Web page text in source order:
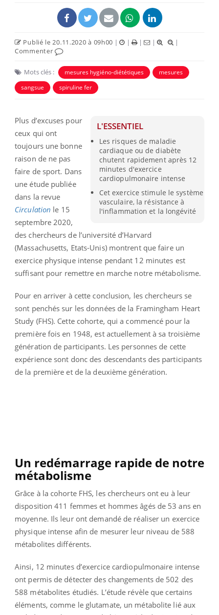
Publié le 20.11.2020 à 09h00 | | | |
|
Commenter
Mots clés : mesures hygiéno-diététiques
mesures
sangsue
spiruline fer
L'ESSENTIEL
Les risques de maladie
cardiaque ou de diabète
chutent rapidement après 12
minutes d'exercice
cardiopulmonaire intense
Cet exercice stimule le système
vasculaire, la résistance à
l'inflammation et la longévité
Plus d’excuses pour
ceux qui ont
toujours une bonne
raison de ne pas
faire de sport. Dans
une étude publiée
dans la revue
Circulation le 15
septembre 2020,
des chercheurs de l’université d’Harvard
(Massachusetts, Etats-Unis) montrent que faire un
exercice physique intense pendant 12 minutes est
suffisant pour remettre en marche notre métabolisme.
Pour en arriver à cette conclusion, les chercheurs se
sont penchés sur les données de la Framingham Heart
Study (FHS). Cette cohorte, qui a commencé pour la
première fois en 1948, est actuellement à sa troisième
génération de participants. Les personnes de cette
expérience sont donc des descendants des participants
de la première et de la deuxième génération.
Un redémarrage rapide de notre
métabolisme
Grâce à la cohorte FHS, les chercheurs ont eu à leur
disposition 411 femmes et hommes âgés de 53 ans en
moyenne. Ils leur ont demandé de réaliser un exercice
physique intense afin de mesurer leur niveau de 588
métabolites différents.
Ainsi, 12 minutes d’exercice cardiopulmonaire intense
ont permis de détecter des changements de 502 des
588 métabolites étudiés. L’étude révèle que certains
éléments, comme le glutamate, un métabolite lié aux